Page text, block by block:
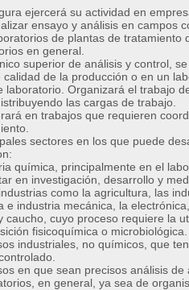
ejercerá su actividad en
ensayo y análisis en campos
de plantas de
en general.
superior de análisis y control,
calidad de la producción o en un
laboratorio. Organizará el trabajo
las cargas de trabajo.
en trabajos que requieren
sectores en los que puede
química, principalmente en el
en investigación, desarrollo y
como la agricultura, las
e industria mecánica, la
caucho, cuyo proceso requiere la
fisicoquímica o microbiológica.
industriales, no químicos, que
en que sean precisos análisis de
en general, ya sea de